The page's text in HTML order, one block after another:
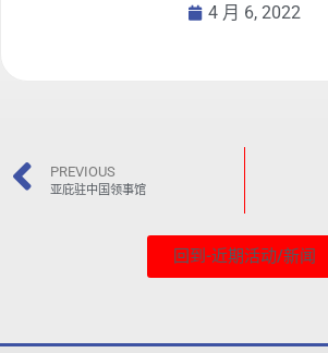
4 月 6, 2022
PREVIOUS
亚庇驻中国领事馆
回到-近期活动/新闻